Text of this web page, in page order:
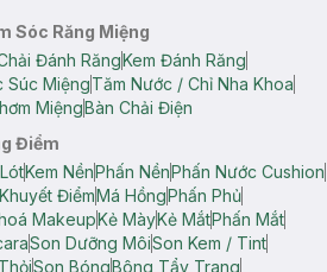
Sóc Răng Miệng
Đánh RăngKem Đánh Răng
Súc MiệngTăm Nước / Chỉ Nha Khoa
MiệngBàn Chải Điện
Điểm
Kem NềnPhấn NềnPhấn Nước Cushion
ĐiểmMá HồngPhấn Phủ
MakeupKẻ MàyKẻ MắtPhấn Mắt
Son Dưỡng MôiSon Kem / Tint
Son BóngBông Tẩy Trang